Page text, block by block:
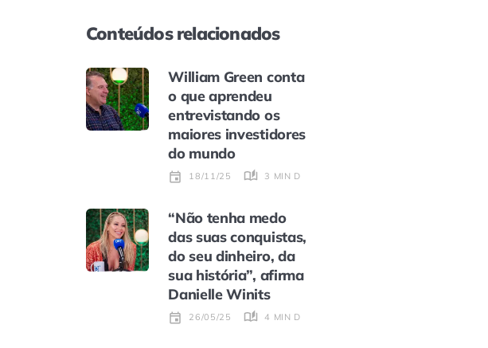
Conteúdos relacionados
William Green conta
o que aprendeu
entrevistando os
maiores investidores
do mundo
18/11/25 3 MIN DE LEITURA
“Não tenha medo
das suas conquistas,
do seu dinheiro, da
sua história”, afirma
Danielle Winits
26/05/25 4 MIN DE LEITURA